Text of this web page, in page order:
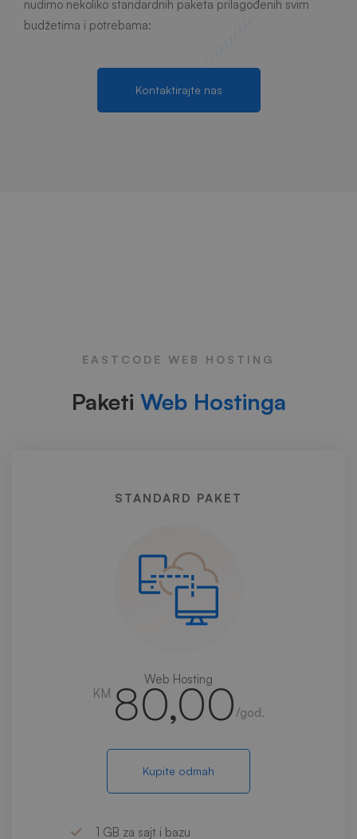
nudimo nekoliko standardnih paketa prilagođenih svim
budžetima i potrebama:
Kontaktirajte nas
EASTCODE WEB HOSTING
Paketi Web Hostinga
STANDARD PAKET
Web Hosting
KM 80,00 /god.
Kupite odmah
1 GB za sajt i bazu